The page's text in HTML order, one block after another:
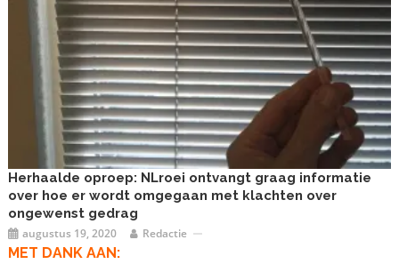
Herhaalde oproep: NLroei ontvangt graag informatie
over hoe er wordt omgegaan met klachten over
ongewenst gedrag
augustus 19, 2020 Redactie
MET DANK AAN: